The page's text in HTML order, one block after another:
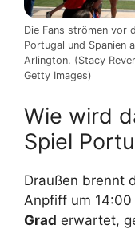
Die Fans strömen vor
Portugal und Spanien
Arlington. (Stacy
Getty Images)
Wie wird
Spiel
Draußen brennt
Anpfiff um
Grad erwartet,